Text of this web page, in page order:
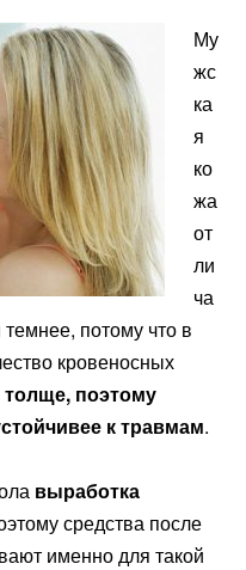
Му
жс
ка
я
ко
жа
от
ли
ча
потому что в
кровеносных
поэтому
к травмам.
выработка
средства после
именно для такой